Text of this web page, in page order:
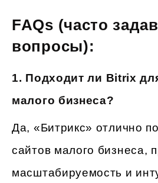
FAQs (часто
вопросы):
1. Подходит ли Bitrix
малого бизнеса?
Да, «Битрикс» отлично
сайтов малого бизнеса,
масштабируемость и